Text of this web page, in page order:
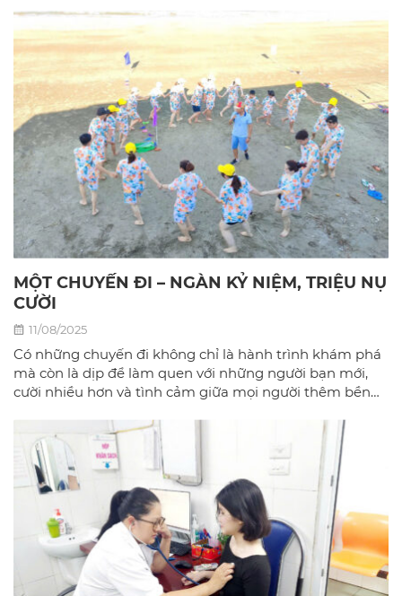
MỘT CHUYẾN ĐI – NGÀN KỶ NIỆM, TRIỆU NỤ
CƯỜI
11/08/2025
Có những chuyến đi không chỉ là hành trình khám phá
mà còn là dịp để làm quen với những người bạn mới,
cười nhiều hơn và tình cảm giữa mọi người thêm bền